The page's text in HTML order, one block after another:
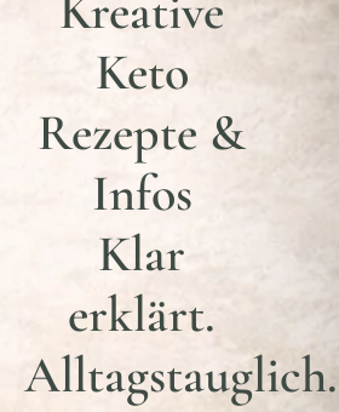
Keto
Rezepte &
Infos
Klar
erklärt.
Alltagstauglich.